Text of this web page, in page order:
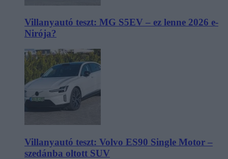
Villanyautó teszt: MG S5EV – ez lenne 2026 e-
Nirója?
Villanyautó teszt: Volvo ES90 Single Motor –
szedánba oltott SUV